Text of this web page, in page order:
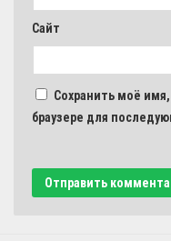
Сайт
Сохранить моё
браузере для